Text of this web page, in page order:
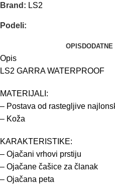
Brand: LS2
Podeli:
OPIS
Opis
LS2 GARRA WATERPROOF
MATERIJALI:
– Postava od rastegljive
– Koža
KARAKTERISTIKE:
– Ojačani vrhovi prstiju
– Ojačane čašice za članak
– Ojačana peta